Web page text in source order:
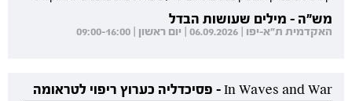
מש"ה - מילים שעושות הבדל
האקדמית ת"א-יפו | 06.09.2026 | יום ראשון | 09:00-16:00
In Waves and War - פסיכדליה כערוץ ריפוי לטראומה